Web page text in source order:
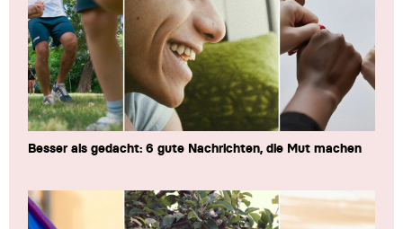
Besser als gedacht: 6 gute Nachrichten, die Mut machen